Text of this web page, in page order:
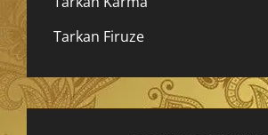
Tarkan Firuze